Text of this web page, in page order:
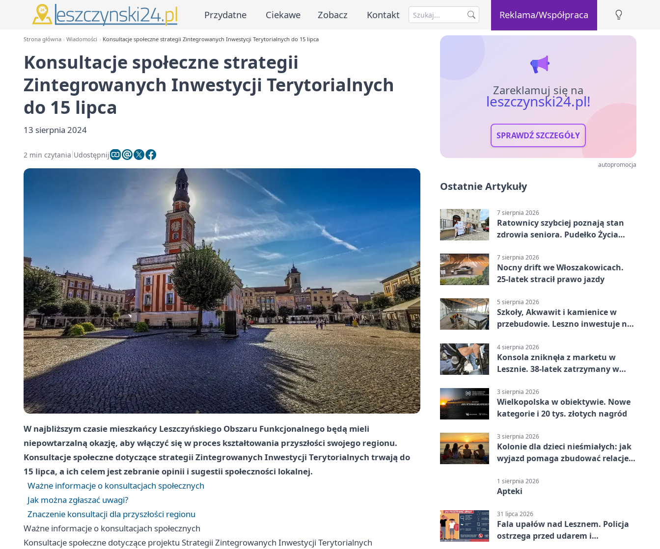
Przydatne Ciekawe Zobacz Kontakt Reklama/Współpraca
Strona główna Wiadomości Konsultacje społeczne strategii Zintegrowanych Inwestycji Terytorialnych do 15 lipca
Konsultacje społeczne strategii
Zintegrowanych Inwestycji Terytorialnych
do 15 lipca
13 sierpnia 2024
2 min czytania Udostępnij
W najbliższym czasie mieszkańcy Leszczyńskiego Obszaru Funkcjonalnego będą mieli
niepowtarzalną okazję, aby włączyć się w proces kształtowania przyszłości swojego regionu.
Konsultacje społeczne dotyczące strategii Zintegrowanych Inwestycji Terytorialnych trwają do
15 lipca, a ich celem jest zebranie opinii i sugestii społeczności lokalnej.
Ważne informacje o konsultacjach społecznych
Jak można zgłaszać uwagi?
Znaczenie konsultacji dla przyszłości regionu
Ważne informacje o konsultacjach społecznych
Konsultacje społeczne dotyczące projektu Strategii Zintegrowanych Inwestycji Terytorialnych
Zareklamuj się na
leszczynski24.pl!
SPRAWDŹ SZCZEGÓŁY
autopromocja
Ostatnie Artykuły
7 sierpnia 2026
Ratownicy szybciej poznają stan
zdrowia seniora. Pudełko Życia
7 sierpnia 2026
Nocny drift we Włoszakowicach.
25-latek stracił prawo jazdy
5 sierpnia 2026
Szkoły, Akwawit i kamienice w
przebudowie. Leszno inwestuje na
4 sierpnia 2026
Konsola zniknęła z marketu w
Lesznie. 38-latek zatrzymany w
3 sierpnia 2026
Wielkopolska w obiektywie. Nowe
kategorie i 20 tys. złotych nagród
3 sierpnia 2026
Kolonie dla dzieci nieśmiałych: jak
wyjazd pomaga zbudować relacje z
1 sierpnia 2026
Apteki
31 lipca 2026
Fala upałów nad Lesznem. Policja
ostrzega przed udarem i